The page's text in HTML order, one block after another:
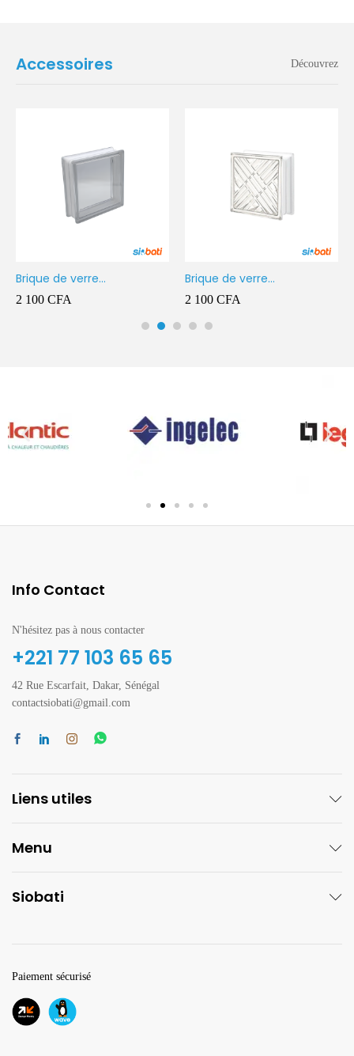
Accessoires Découvrez
Brique de verre
190X190X80MM Transparent
2 100 CFA
Brique de verre
190X190X80MM CROSS
2 100 CFA
Info Contact
N'hésitez pas à nous contacter
+221 77 103 65 65
42 Rue Escarfait, Dakar, Sénégal
contactsiobati@gmail.com
Liens utiles
Menu
Siobati
Paiement sécurisé